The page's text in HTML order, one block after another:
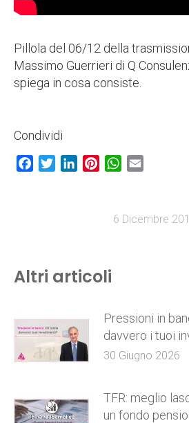
Pillola del 06/12 della
Massimo Guerrieri di Q
spiega in cosa consiste.
Condividi
Facebook
TwitterLinkedInPinterestWhatsApp
6 Dicembre
Altri articoli
Pressioni in
davvero i tuoi
30 Giugno 2026
TFR: meglio
un fondo